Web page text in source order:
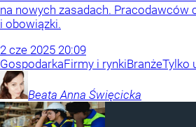
na nowych zasadach. Pracodawców
i obowiązki.
2 cze 2025 20:09
GospodarkaFirmy i rynkiBranżeTylko
Beata Anna Święcicka